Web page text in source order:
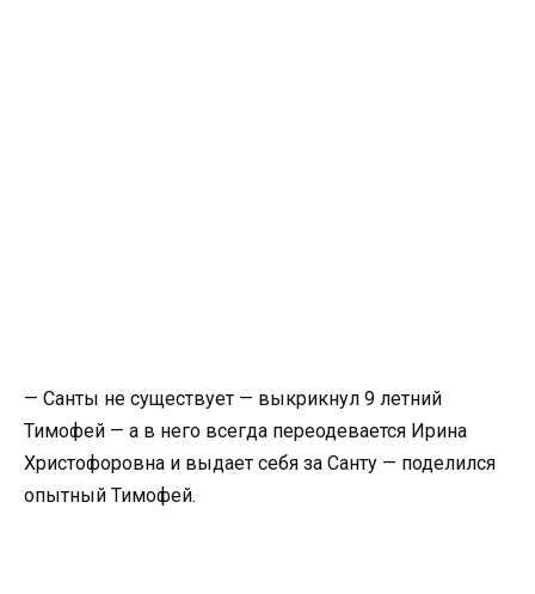
— Санты не существует — выкрикнул 9 летний
Тимофей — а в него всегда переодевается Ирина
Христофоровна и выдает себя за Санту — поделился
опытный Тимофей.